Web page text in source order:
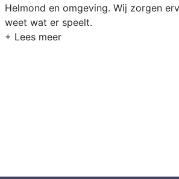
Helmond en omgeving. Wij zorgen
weet wat er speelt.